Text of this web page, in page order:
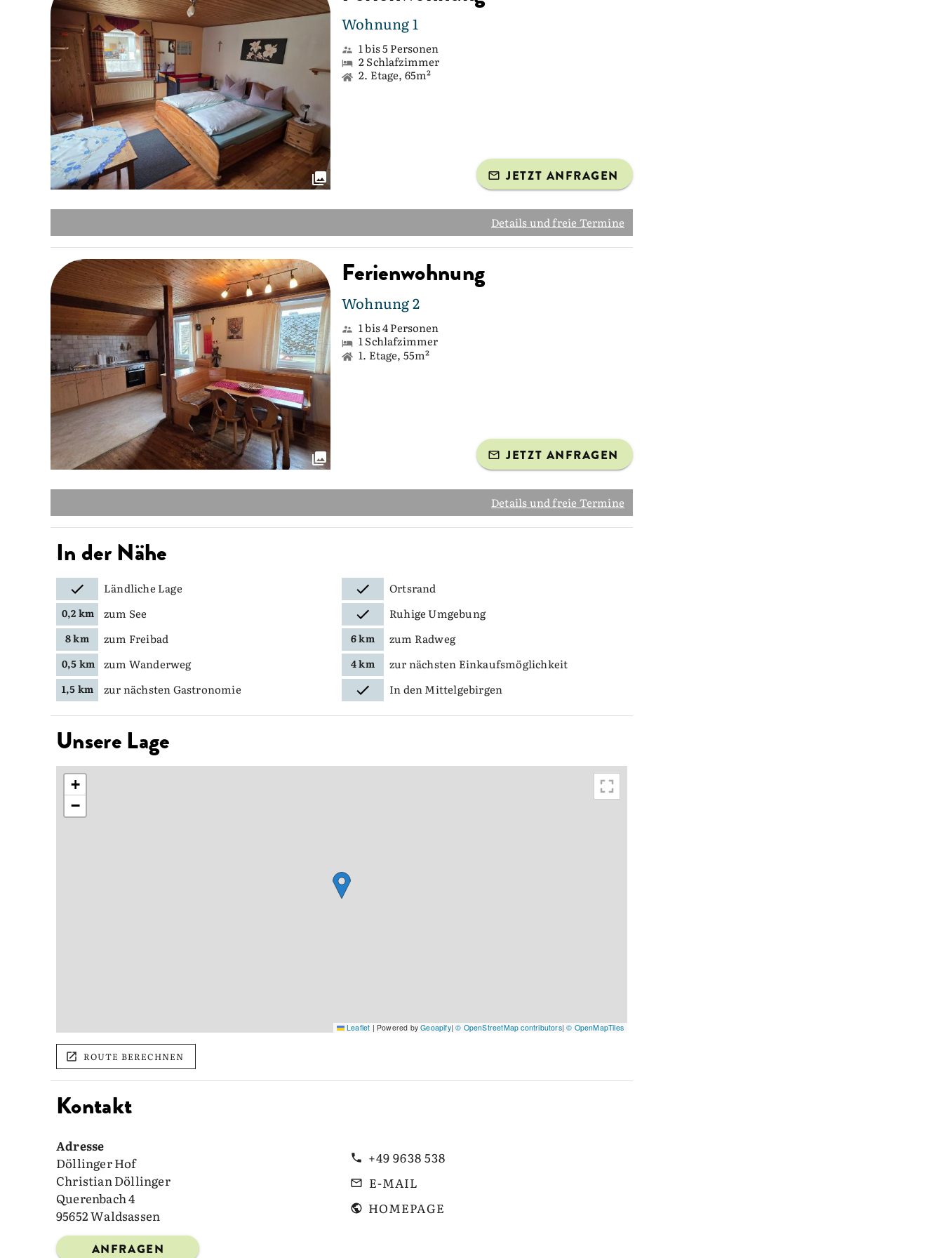
Wohnung 1
1 bis 5 Personen
2 Schlafzimmer
2. Etage, 65m²
JETZT ANFRAGEN
Details und freie Termine
Ferienwohnung
Wohnung 2
1 bis 4 Personen
1 Schlafzimmer
1. Etage, 55m²
JETZT ANFRAGEN
Details und freie Termine
In der Nähe
Ländliche Lage Ortsrand
0,2 km zum See Ruhige Umgebung
8 km zum Freibad 6 km zum Radweg
0,5 km zum Wanderweg 4 km zur nächsten Einkaufsmöglichkeit
1,5 km zur nächsten Gastronomie In den Mittelgebirgen
Unsere Lage
+
−
Leaflet | Powered byGeoapify|© OpenStreetMap contributors|© OpenMapTiles
ROUTE BERECHNEN
Kontakt
Adresse
Döllinger Hof
Christian Döllinger
Querenbach 4
95652 Waldsassen
ANFRAGEN
+49 9638 538
E-MAIL
HOMEPAGE